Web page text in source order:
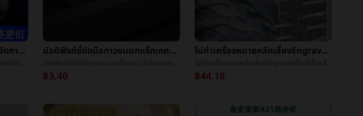
ใหม่เทียนมังกรแบบใช้สายเกมจัดการดับเบิลห้องโถงPCแอนดรูฉลาดโทรทัศน์PS3ร่างกายความรู้สึกช็อกเกมจัดการ มัลติฟังก์ชั่ขัดมือกาวขนนกแร็กเกตç½แร็กเกตหายใจเหงื่อลื่นคันเบ็ดæมือหายใจเหงื่อวงดนตรีมือæเกลียวเน็คไท
฿3.40
ไม่ทำเครื่องหมายหลีกเลี่ยงEngravedโรงสีสั้นหลักสำคัญนิ้วชิ้นปะขยายออกการสร้างแต่งตัวชิ้นเล็บร้านค้าเครื่องมือบาง
฿44.18